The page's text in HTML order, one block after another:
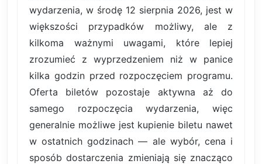
wydarzenia, w środę 12 sierpnia 2026, jest w
większości przypadków możliwy, ale z
kilkoma ważnymi uwagami, które lepiej
zrozumieć z wyprzedzeniem niż w panice
kilka godzin przed rozpoczęciem programu.
Oferta biletów pozostaje aktywna aż do
samego rozpoczęcia wydarzenia, więc
generalnie możliwe jest kupienie biletu nawet
w ostatnich godzinach — ale wybór, cena i
sposób dostarczenia zmieniają się znacząco